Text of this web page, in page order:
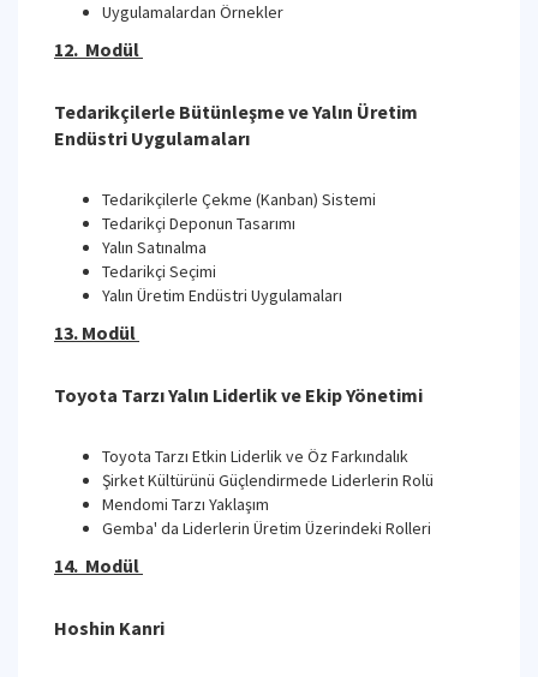
Uygulamalardan Örnekler
12. Modül
Tedarikçilerle Bütünleşme ve Yalın Üretim
Endüstri Uygulamaları
Tedarikçilerle Çekme (Kanban) Sistemi
Tedarikçi Deponun Tasarımı
Yalın Satınalma
Tedarikçi Seçimi
Yalın Üretim Endüstri Uygulamaları
13. Modül
Toyota Tarzı Yalın Liderlik ve Ekip Yönetimi
Toyota Tarzı Etkin Liderlik ve Öz Farkındalık
Şirket Kültürünü Güçlendirmede Liderlerin Rolü
Mendomi Tarzı Yaklaşım
Gemba' da Liderlerin Üretim Üzerindeki Rolleri
14. Modül
Hoshin Kanri